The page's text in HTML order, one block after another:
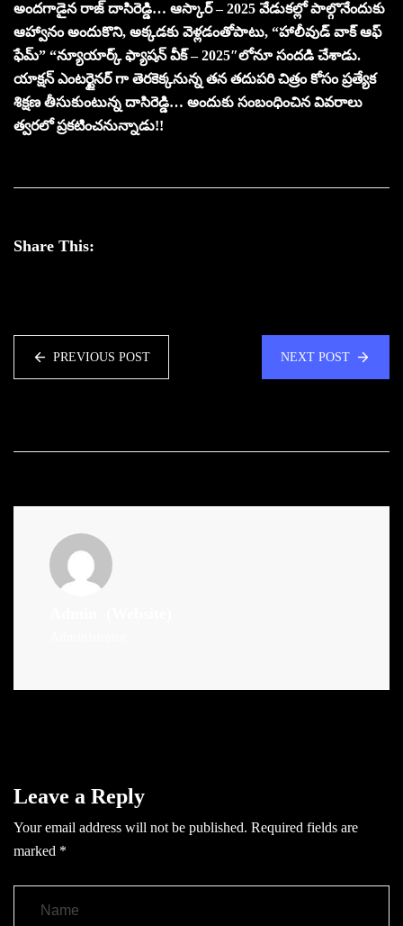
అందగాడైన రాజ్ దాసిరెడ్డి… ఆస్కార్ – 2025 వేడుకల్లో పాల్గొనేందుకు
ఆహ్వానం అందుకొని, అక్కడకు వెళ్లడంతోపాటు, “హాలీవుడ్ వాక్ ఆఫ్
ఫేమ్” “న్యూయార్క్ ఫ్యాషన్ వీక్ – 2025″లోనూ సందడి చేశాడు.
యాక్షన్ ఎంటర్టైనర్ గా తెరకెక్కనున్న తన తదుపరి చిత్రం కోసం ప్రత్యేక
శిక్షణ తీసుకుంటున్న దాసిరెడ్డి… అందుకు సంబంధించిన వివరాలు
త్వరలో ప్రకటించనున్నాడు!!
Share This:
PREVIOUS POST NEXT POST
Leave a Reply
Your email address will not be published. Required fields are
marked *